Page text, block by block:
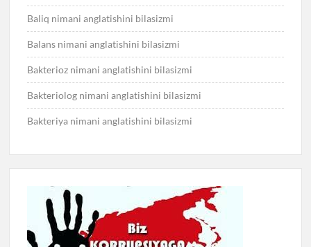
Baliq nimani anglatishini bilasizmi
Balans nimani anglatishini bilasizmi
Bakterioz nimani anglatishini bilasizmi
Bakteriolog nimani anglatishini bilasizmi
Bakteriya nimani anglatishini bilasizmi